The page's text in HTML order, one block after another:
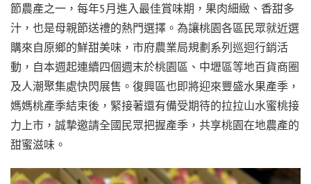
節農產之一，每年5月進入最佳賞味期，果肉細緻、香甜多
汁，也是母親節送禮的熱門選擇。為讓桃園各區民眾就近選
購來自原鄉的鮮甜美味，市府農業局規劃系列巡迴行銷活
動，自本週起連續四個週末於桃園區、中壢區等地百貨商圈
及人潮聚集處快閃展售。復興區也即將迎來豐盛水果產季，
媽媽桃產季結束後，緊接著還有備受期待的拉拉山水蜜桃接
力上市，誠摯邀請全國民眾把握產季，共享桃園在地農產的
甜蜜滋味。